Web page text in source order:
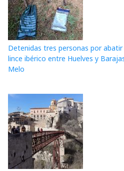
Detenidas tres personas por abatir
lince ibérico entre Huelves y
Melo